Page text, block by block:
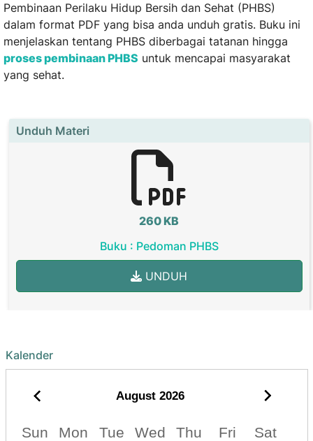
Pembinaan Perilaku Hidup Bersih dan Sehat (PHBS)
dalam format PDF yang bisa anda unduh gratis. Buku ini
menjelaskan tentang PHBS diberbagai tatanan hingga
proses pembinaan PHBS untuk mencapai masyarakat
yang sehat.
Unduh Materi
260 KB
Buku : Pedoman PHBS
UNDUH
Kalender
August 2026
Sun Mon Tue Wed Thu Fri Sat